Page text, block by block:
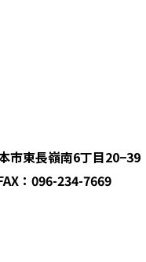
市東長嶺南6丁目20−39
：096-234-7669